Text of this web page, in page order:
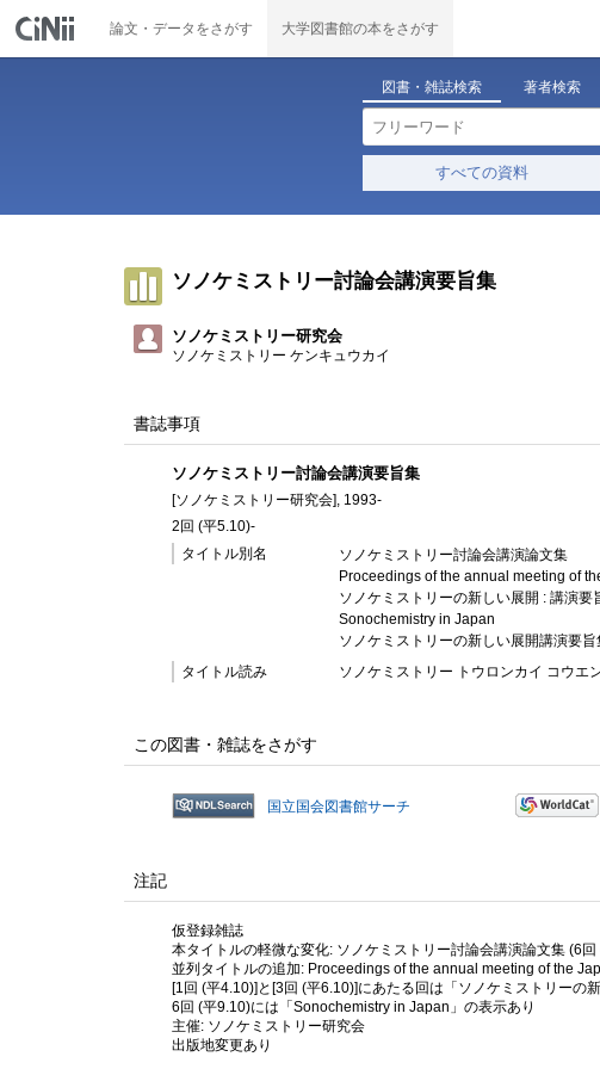
論文・データをさがす 大学図書館の本をさがす
図書・雑誌検索 著者検索
すべての資料
ソノケミストリー討論会講演要旨集
ソノケミストリー研究会
ソノケミストリー ケンキュウカイ
書誌事項
ソノケミストリー討論会講演要旨集
[ソノケミストリー研究会], 1993-
2回 (平5.10)-
タイトル別名
ソノケミストリー討論会講演論文集
Proceedings of the annual meeting of
ソノケミストリーの新しい展開 : 講演要
Sonochemistry in Japan
ソノケミストリーの新しい展開講演要旨
タイトル読み
ソノケミストリー トウロンカイ コウエ
この図書・雑誌をさがす
国立国会図書館サーチ
注記
仮登録雑誌
本タイトルの軽微な変化: ソノケミストリー討論会講演論文集 (6
並列タイトルの追加: Proceedings of the annual meeting of the
[1回 (平4.10)]と[3回 (平6.10)]にあたる回は「ソノケミストリーの
6回 (平9.10)には「Sonochemistry in Japan」の表示あり
主催: ソノケミストリー研究会
出版地変更あり